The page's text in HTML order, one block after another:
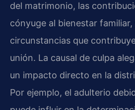
del matrimonio, las
cónyuge al bienestar familiar,
circunstancias que
unión. La causal de culpa
un impacto directo en la
Por ejemplo, el adulterio